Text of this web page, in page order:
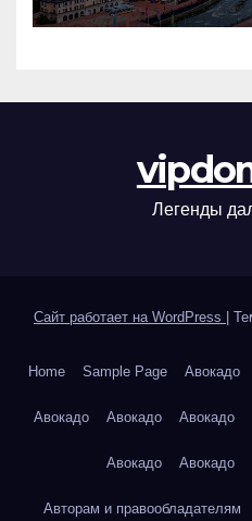
Легенды
Сайт работает на WordPress
Home Sample Page Авокадо
Авокадо Авокадо Авокадо
Авокадо Авокадо
Авторам и правообладателям